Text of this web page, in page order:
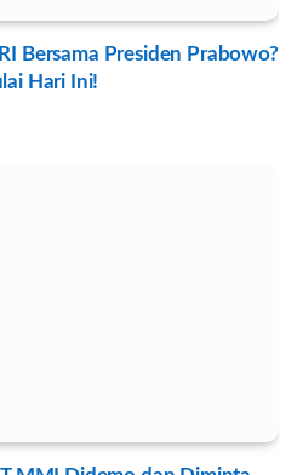
Bersama Presiden Prabowo?
Hari Ini!